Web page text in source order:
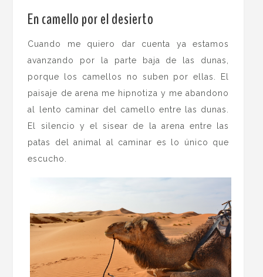
En camello por el desierto
Cuando me quiero dar cuenta ya estamos
avanzando por la parte baja de las dunas,
porque los camellos no suben por ellas. El
paisaje de arena me hipnotiza y me abandono
al lento caminar del camello entre las dunas.
El silencio y el sisear de la arena entre las
patas del animal al caminar es lo único que
escucho.